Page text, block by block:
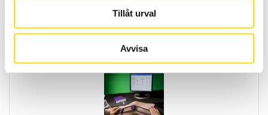
Tillåt urval
Avvisa